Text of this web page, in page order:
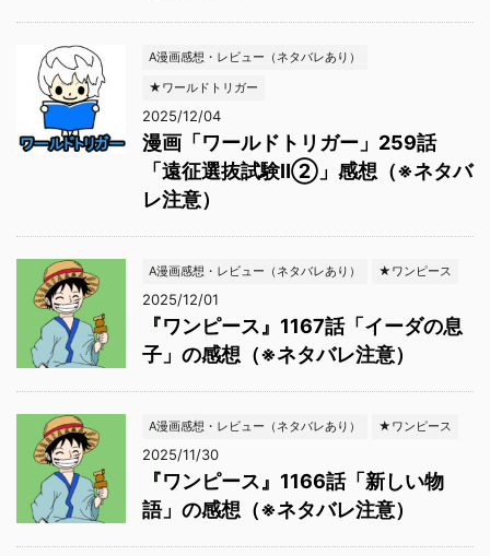
A漫画感想・レビュー（ネタバレあり）
★ワールドトリガー
2025/12/04
漫画「ワールドトリガー」259話
「遠征選抜試験Ⅱ②」感想（※ネタバ
レ注意）
A漫画感想・レビュー（ネタバレあり） ★ワンピース
2025/12/01
『ワンピース』1167話「イーダの息
子」の感想（※ネタバレ注意）
A漫画感想・レビュー（ネタバレあり） ★ワンピース
2025/11/30
『ワンピース』1166話「新しい物
語」の感想（※ネタバレ注意）